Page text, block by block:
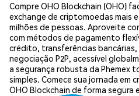
Compre OHO Blockchain (OHO)
exchange de criptomoedas mais
milhões de pessoas. Aproveite
com métodos de pagamento
crédito, transferências
negociação P2P, acessível
a segurança robusta da Phemex
simples. Comece sua jornada
OHO Blockchain de forma segura